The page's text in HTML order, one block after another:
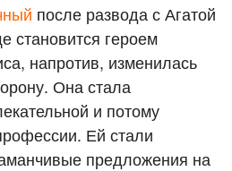
после развода с Агатой
становится героем
напротив, изменилась
Она стала
и потому
Ей стали
предложения на